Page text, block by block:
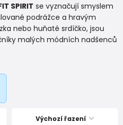
SPIRIT se vyznačují smyslem
podrážce a hravým
nebo huňaté srdíčko, jsou
malých módních nadšenců
Výchozí řazení